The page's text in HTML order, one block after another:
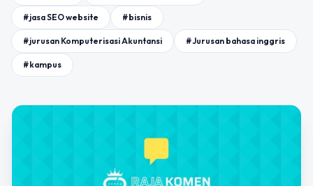
#jasa SEO website #bisnis
#jurusan Komputerisasi Akuntansi #Jurusan bahasa inggris
#kampus